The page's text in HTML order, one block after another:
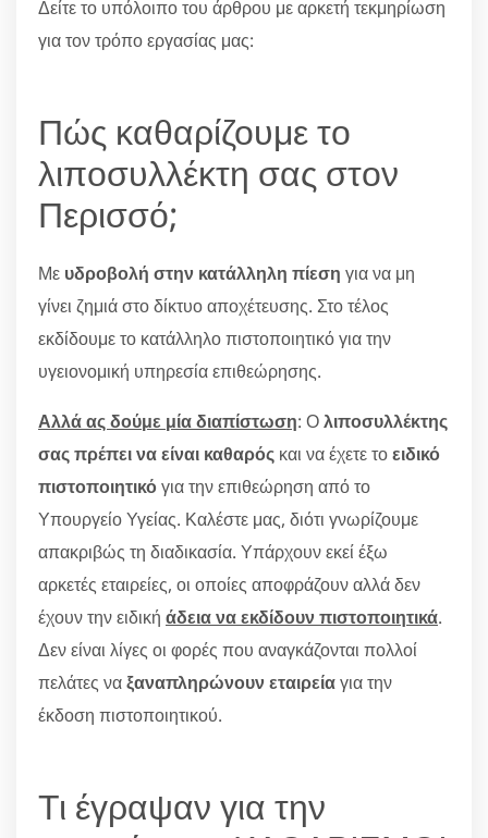
Δείτε το υπόλοιπο του άρθρου με αρκετή τεκμηρίωση
για τον τρόπο εργασίας μας:
Πώς καθαρίζουμε το
λιποσυλλέκτη σας στον
Περισσό;
Με υδροβολή στην κατάλληλη πίεση για να μη
γίνει ζημιά στο δίκτυο αποχέτευσης. Στο τέλος
εκδίδουμε το κατάλληλο πιστοποιητικό για την
υγειονομική υπηρεσία επιθεώρησης.
Αλλά ας δούμε μία διαπίστωση: Ολιποσυλλέκτης
σας πρέπει να είναι καθαρός και να έχετε τοειδικό
πιστοποιητικόγια την επιθεώρηση από το
Υπουργείο Υγείας. Καλέστε μας, διότι γνωρίζουμε
απακριβώς τη διαδικασία. Υπάρχουν εκεί έξω
αρκετές εταιρείες, οι οποίες αποφράζουν αλλά δεν
έχουν την ειδική άδεια να εκδίδουν πιστοποιητικά.
Δεν είναι λίγες οι φορές που αναγκάζονται πολλοί
πελάτες ναξαναπληρώνουν εταιρείαγια την
έκδοση πιστοποιητικού.
Τι έγραψαν για την